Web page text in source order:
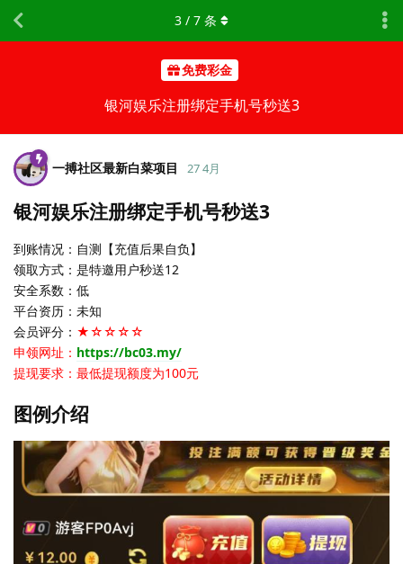
免费彩金
银河娱乐注册绑定手机号秒送3
3 / 7 条
一搏社区最新白菜项目 27 4月
银河娱乐注册绑定手机号秒送3
到账情况：自测【充值后果自负】
领取方式：是特邀用户秒送12
安全系数：低
平台资历：未知
会员评分： ★☆☆☆☆
申领网址： https://bc03.my/
提现要求：最低提现额度为100元
图例介绍